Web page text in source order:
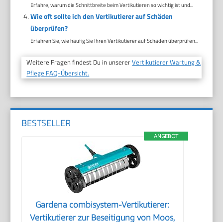
Erfahre, warum die Schnittbreite beim Vertikutieren so wichtig ist und...
Wie oft sollte ich den Vertikutierer auf Schäden
überprüfen?
Erfahren Sie, wie häufig Sie Ihren Vertikutierer auf Schäden überprüfen...
Weitere Fragen findest Du in unsererVertikutierer Wartung &
Pflege FAQ-Übersicht.
BESTSELLER
ANGEBOT
Gardena combisystem-Vertikutierer:
Vertikutierer zur Beseitigung von Moos,